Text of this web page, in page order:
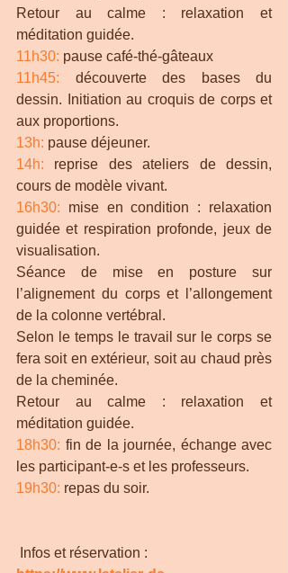
Retour au calme : relaxation et
méditation guidée.
11h30: pause café-thé-gâteaux
11h45: découverte des bases du
dessin. Initiation au croquis de corps et
aux proportions.
13h: pause déjeuner.
14h: reprise des ateliers de dessin,
cours de modèle vivant.
16h30: mise en condition : relaxation
guidée et respiration profonde, jeux de
visualisation.
Séance de mise en posture sur
l’alignement du corps et l’allongement
de la colonne vertébral.
Selon le temps le travail sur le corps se
fera soit en extérieur, soit au chaud près
de la cheminée.
Retour au calme : relaxation et
méditation guidée.
18h30: fin de la journée, échange avec
les participant-e-s et les professeurs.
19h30: repas du soir.
Infos et réservation :